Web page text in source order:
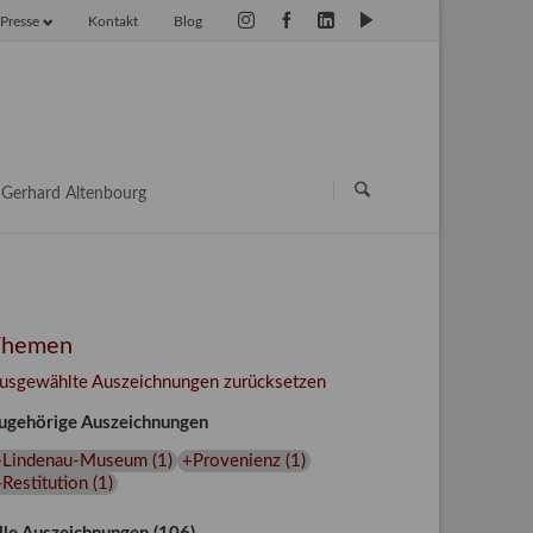
Blog
Kontakt
Presse
Gerhard Altenbourg
Auszeichnungen zurücksetzen
Auszeichnungen
Museum(1 ) +Provenienz(1 )
(1 )